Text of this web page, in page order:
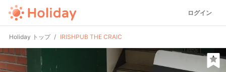
ログイン
Holiday トップ IRISHPUB THE CRAIC